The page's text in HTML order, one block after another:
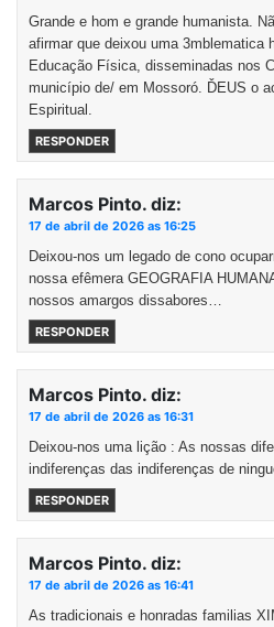
Grande e hom e grande humanista.
afirmar que deixou uma 3mblematica
Educação Física, disseminadas nos
município de/ em Mossoró. ĎEUS o
Espiritual.
RESPONDER
Marcos Pinto. diz:
17 de abril de 2026 as 16:25
Deixou-nos um legado de cono
nossa efêmera GEOGRAFIA
nossos amargos dissabores…
RESPONDER
Marcos Pinto. diz:
17 de abril de 2026 as 16:31
Deixou-nos uma lição : As nossas
indiferenças das indiferenças de
RESPONDER
Marcos Pinto. diz:
17 de abril de 2026 as 16:41
As tradicionais e honradas familias